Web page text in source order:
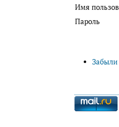
Имя
Пароль